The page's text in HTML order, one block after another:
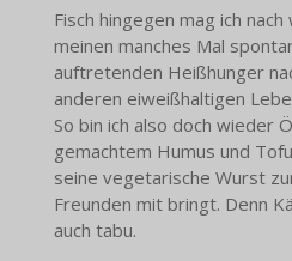
Fisch hingegen mag ich
meinen manches Mal
auftretenden Heißhunger
anderen eiweißhaltigen
So bin ich also doch wieder
gemachtem Humus und
seine vegetarische Wurst
Freunden mit bringt. Denn
auch tabu.